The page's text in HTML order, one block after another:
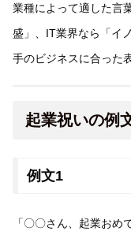
業種によって適した言
盛」、IT業界なら「イ
手のビジネスに合った
起業祝いの例
例文1
「〇〇さん、起業お